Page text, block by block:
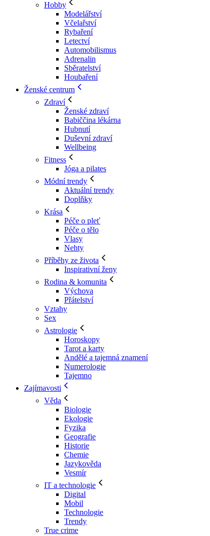
Hobby
Modelářství
Včelařství
Rybaření
Letectví
Automobilismus
Adrenalin
Sběratelství
Houbaření
Ženské centrum
Zdraví
Ženské zdraví
Babiččina lékárna
Hubnutí
Duševní zdraví
Wellbeing
Fitness
Jóga a pilates
Módní trendy
Aktuální trendy
Doplňky
Krása
Péče o pleť
Péče o tělo
Vlasy
Nehty
Příběhy ze života
Inspirativní ženy
Rodina & komunita
Výchova
Přátelství
Vztahy
Sex
Astrologie
Horoskopy
Tarot a karty
Andělé a tajemná znamení
Numerologie
Tajemno
Zajímavosti
Věda
Biologie
Ekologie
Fyzika
Geografie
Historie
Chemie
Jazykověda
Vesmír
IT a technologie
Digital
Mobil
Technologie
Trendy
True crime